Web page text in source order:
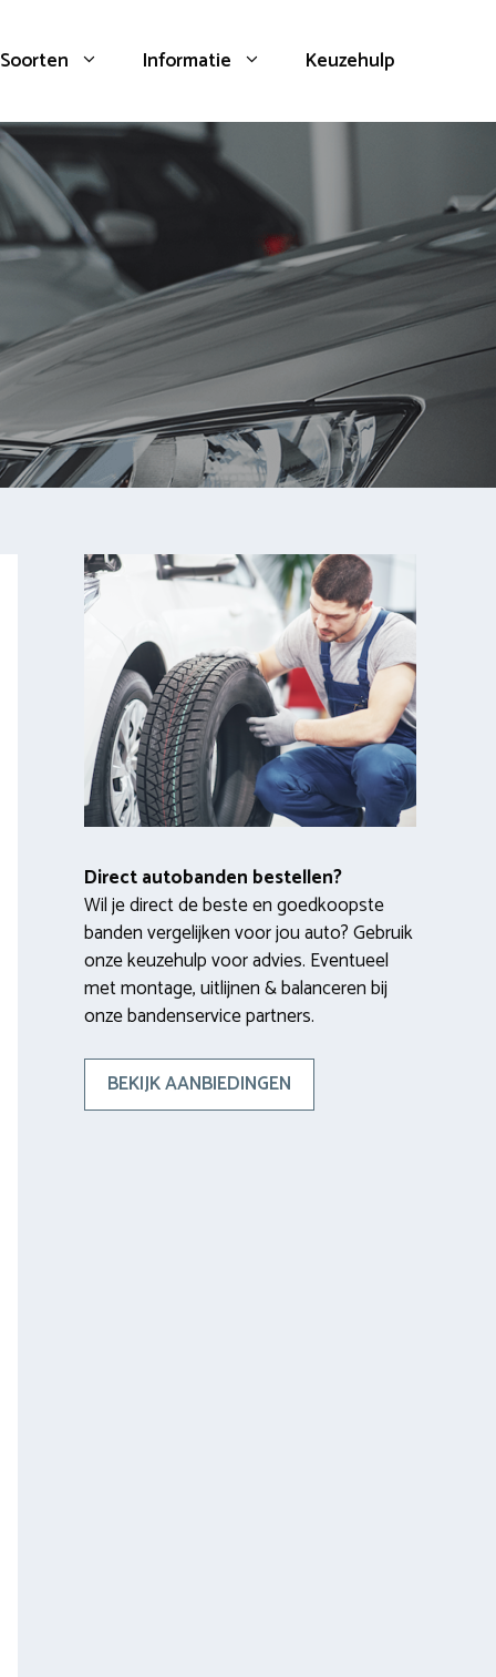
Soorten Informatie Keuzehulp
Direct autobanden bestellen?
Wil je direct de beste en goedkoopste
banden vergelijken voor jou auto? Gebruik
onze keuzehulp voor advies. Eventueel
met montage, uitlijnen & balanceren bij
onze bandenservice partners.
BEKIJK AANBIEDINGEN